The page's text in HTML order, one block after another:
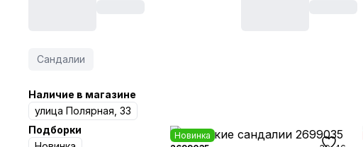
Сандалии
Наличие в магазине
улица Полярная, 33
Подборки
Новинка